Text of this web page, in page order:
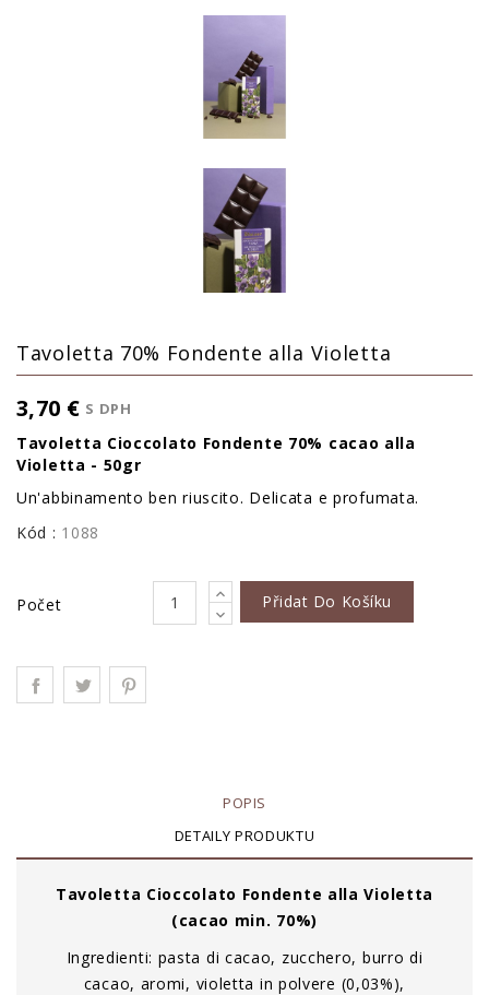
Tavoletta 70% Fondente alla Violetta
3,70 € S DPH
Tavoletta Cioccolato Fondente 70% cacao alla
Violetta - 50gr
Un'abbinamento ben riuscito. Delicata e profumata.
Kód : 1088
Počet Přidat Do Košíku
POPIS
DETAILY PRODUKTU
Tavoletta Cioccolato Fondente alla Violetta
(cacao min. 70%)
Ingredienti: pasta di cacao, zucchero, burro di
cacao, aromi, violetta in polvere (0,03%),